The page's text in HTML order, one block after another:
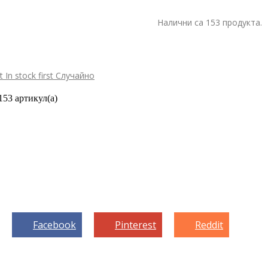
Налични са 153 продукта.
In stock first Случайно
артикул(а)
Facebook Pinterest Reddit